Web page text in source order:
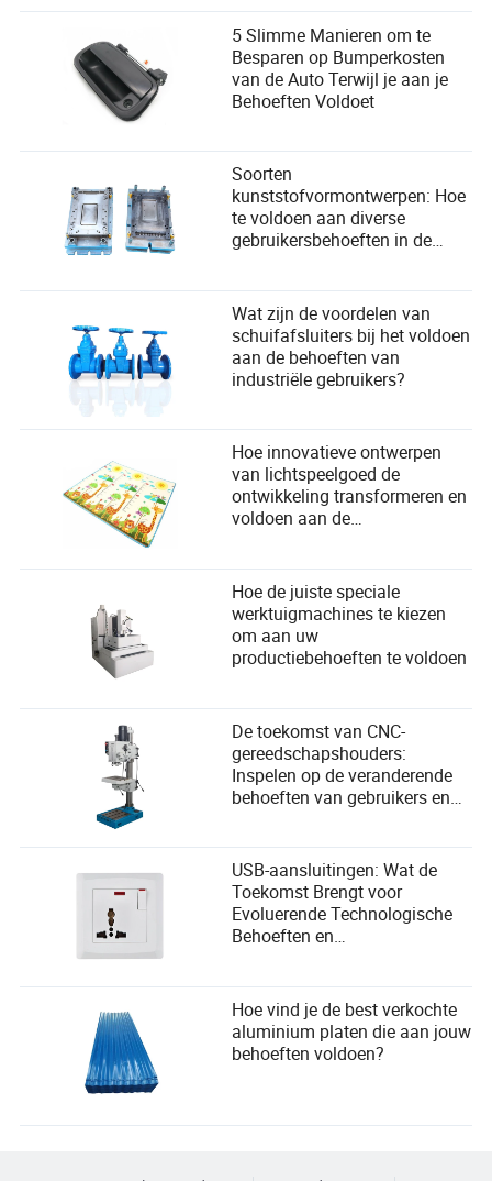
5 Slimme Manieren om te
Besparen op Bumperkosten
van de Auto Terwijl je aan je
Behoeften Voldoet
Soorten
kunststofvormontwerpen: Hoe
te voldoen aan diverse
gebruikersbehoeften in de
Wat zijn de voordelen van
schuifafsluiters bij het voldoen
aan de behoeften van
industriële gebruikers?
Hoe innovatieve ontwerpen
van lichtspeelgoed de
ontwikkeling transformeren en
voldoen aan de
kinderen
Hoe de juiste speciale
werktuigmachines te kiezen
om aan uw
productiebehoeften te voldoen
De toekomst van CNC-
gereedschapshouders:
Inspelen op de veranderende
behoeften van gebruikers en
vooruitgang
USB-aansluitingen: Wat de
Toekomst Brengt voor
Evoluerende Technologische
Behoeften en
Hoe vind je de best verkochte
aluminium platen die aan jouw
behoeften voldoen?